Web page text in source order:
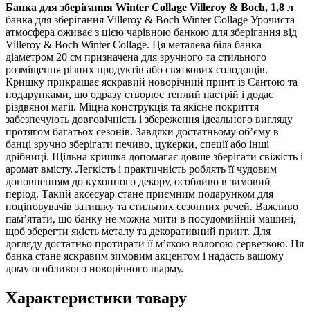
Банка для зберігання Winter Collage Villeroy & Boch, 1,8 л
банка для зберігання Villeroy & Boch Winter Collage Урочиста
атмосфера оживає з цією чарівною банкою для зберігання від
Villeroy & Boch Winter Collage. Ця металева біла банка
діаметром 20 см призначена для зручного та стильного
розміщення різних продуктів або святкових солодощів.
Кришку прикрашає яскравий новорічний принт із Сантою та
подарунками, що одразу створює теплий настрій і додає
різдвяної магії. Міцна конструкція та якісне покриття
забезпечують довговічність і збереження ідеального вигляду
протягом багатьох сезонів. Завдяки достатньому об’єму в
банці зручно зберігати печиво, цукерки, спеції або інші
дрібниці. Щільна кришка допомагає довше зберігати свіжість і
аромат вмісту. Легкість і практичність роблять її чудовим
доповненням до кухонного декору, особливо в зимовий
період. Такий аксесуар стане приємним подарунком для
поціновувачів затишку та стильних сезонних речей. Важливо
пам’ятати, що банку не можна мити в посудомийній машині,
щоб зберегти якість металу та декоративний принт. Для
догляду достатньо протирати її м’якою вологою серветкою. Ця
банка стане яскравим зимовим акцентом і надасть вашому
дому особливого новорічного шарму.
Характеристики товару